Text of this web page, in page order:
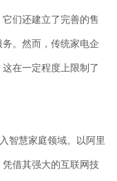
们还建立了完善的售
。然而，传统家电企
在一定程度上限制了
智慧家庭领域。以阿里
借其强大的互联网技